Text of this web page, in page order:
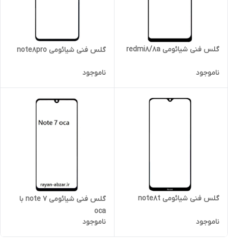
گلس فنی شیائومی redmi8/8a
ناموجود
گلس فنی شیائومی note8pro
ناموجود
گلس فنی شیائومی note8t
ناموجود
گلس فنی شیائومی note 7 با
oca
ناموجود